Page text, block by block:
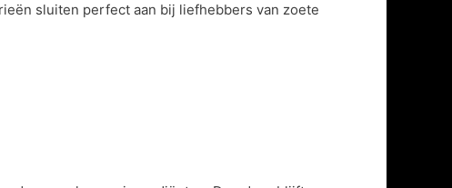
sluiten perfect aan bij liefhebbers van zoete